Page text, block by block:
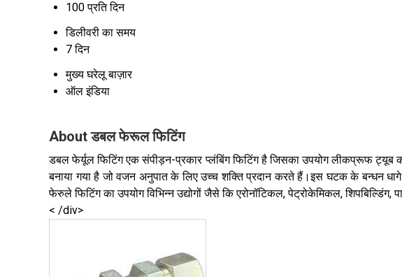
100 प्रति दिन
डिलीवरी का समय
7 दिन
मुख्य घरेलू बाज़ार
ऑल इंडिया
About डबल फेरूल फिटिंग
डबल फेर्यूल फिटिंग एक संपीड़न-प्रकार प्लंबिंग फिटिंग है जिसका उपयोग लीकप्रूफ ट्यूब
बनाया गया है जो वजन अनुपात के लिए उच्च शक्ति प्रदान करते हैं।इस घटक के बन्धन धागे
फेरुले फिटिंग का उपयोग विभिन्न उद्योगों जैसे कि एरोनॉटिकल, पेट्रोकेमिकल,
< /div>